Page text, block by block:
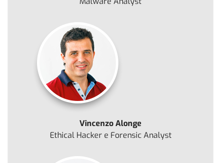
Vincenzo Alonge
Ethical Hacker e Forensic Analyst